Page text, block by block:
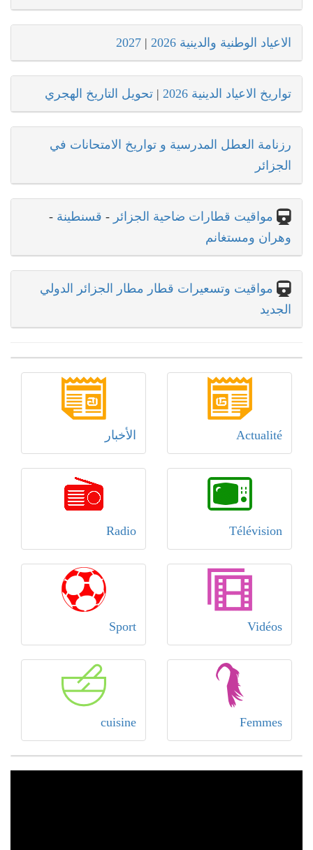
الاعياد الوطنية والدينية 2026 |
2027
تواريخ الاعياد الدينية 2026 | تحويل التاريخ الهجري
رزنامة العطل المدرسية و تواريخ الامتحانات في
الجزائر
مواقيت قطارات ضاحية الجزائر - قسنطينة -
وهران ومستغانم
مواقيت وتسعيرات قطار مطار الجزائر الدولي
الجديد
Actualité الأخبار
Télévision
Radio
Vidéos
Sport
Femmes
cuisine